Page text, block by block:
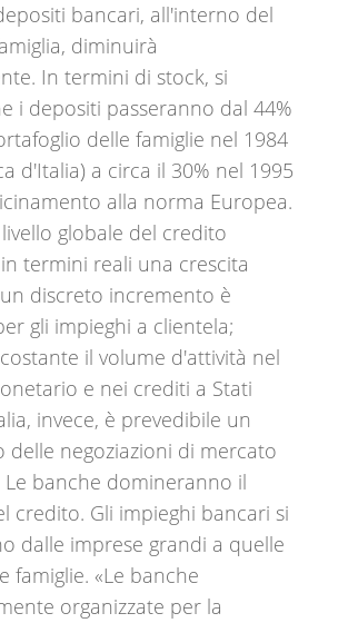
bancari, all'interno del
diminuirà
In termini di stock, si
i depositi passeranno dal 44%
delle famiglie nel 1984
d'Italia) a circa il 30% nel 1995
alla norma Europea.
globale del credito
termini reali una crescita
discreto incremento è
gli impieghi a clientela;
il volume d'attività nel
e nei crediti a Stati
invece, è prevedibile un
delle negoziazioni di mercato
banche domineranno il
credito. Gli impieghi bancari si
dalle imprese grandi a quelle
famiglie. «Le banche
organizzate per la